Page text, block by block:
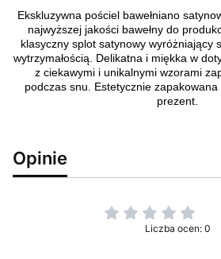
Ekskluzywna pościel bawełniano
najwyższej jakości bawełny do
klasyczny splot satynowy wyróżniający
wytrzymałością. Delikatna i miękka w
z ciekawymi i unikalnymi wzorami
podczas snu. Estetycznie
prezent.
Opinie
Liczba ocen: 0